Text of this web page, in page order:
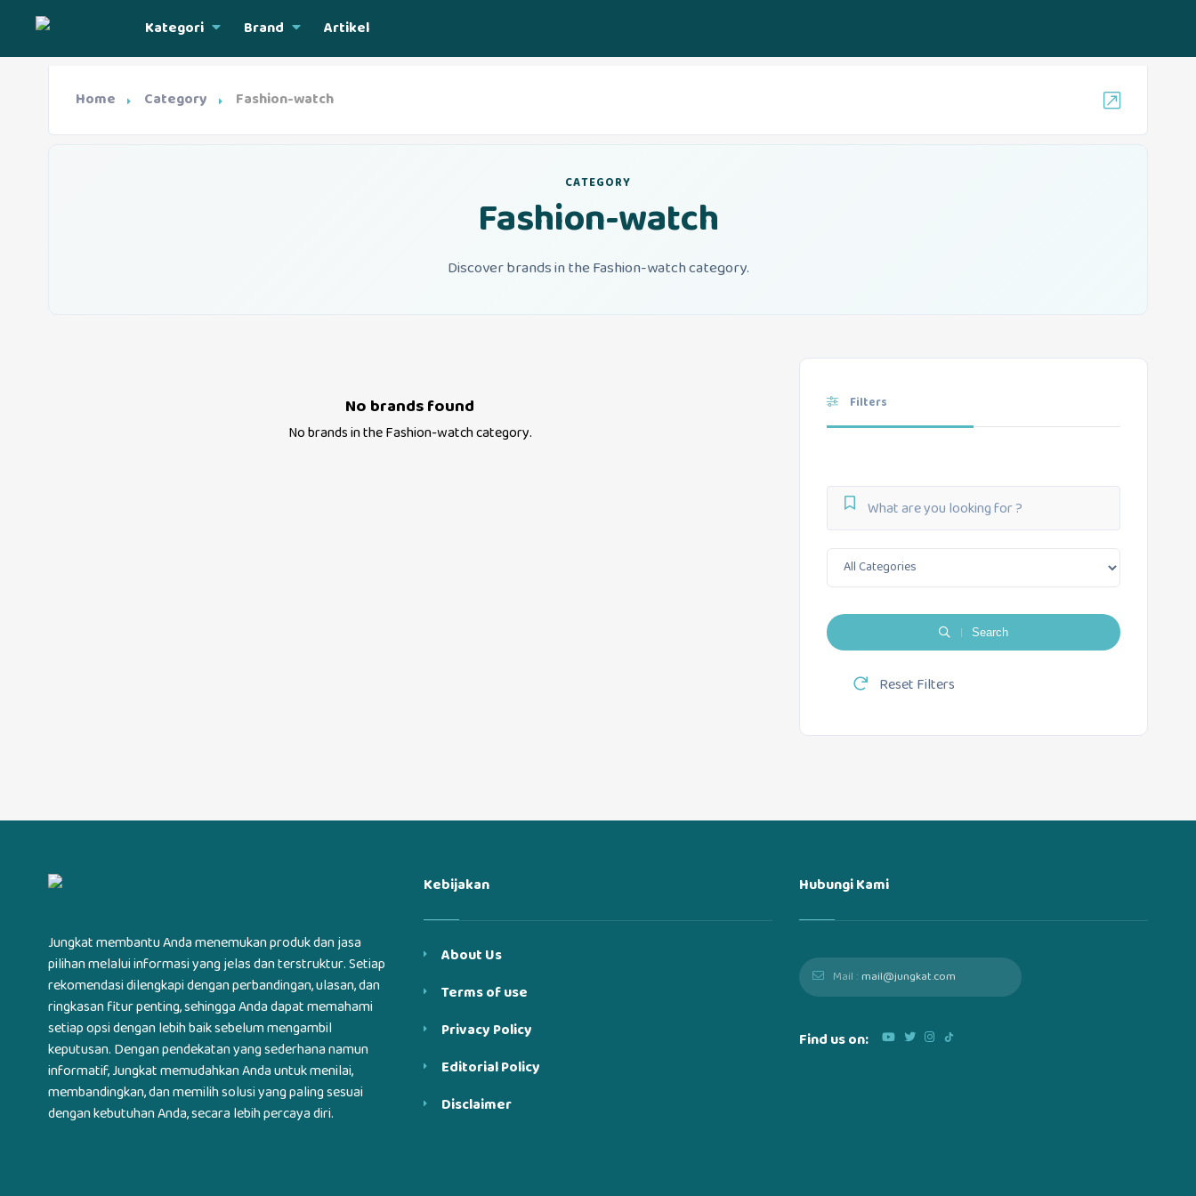
Kategori Brand Artikel
Home Category Fashion-watch
CATEGORY
Fashion-watch
Discover brands in the Fashion-watch category.
Filters
Search
Reset Filters
No brands found
No brands in theFashion-watchcategory.
Jungkat membantu Anda menemukan produk dan jasa
pilihan melalui informasi yang jelas dan terstruktur. Setiap
rekomendasi dilengkapi dengan perbandingan, ulasan, dan
ringkasan fitur penting, sehingga Anda dapat memahami
setiap opsi dengan lebih baik sebelum mengambil
keputusan. Dengan pendekatan yang sederhana namun
informatif, Jungkat memudahkan Anda untuk menilai,
membandingkan, dan memilih solusi yang paling sesuai
dengan kebutuhan Anda, secara lebih percaya diri.
Kebijakan
About Us
Terms of use
Privacy Policy
Editorial Policy
Disclaimer
Hubungi Kami
Mail :mail@jungkat.com
Find us on: